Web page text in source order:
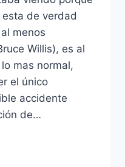
de verdad
menos
Willis), es al
mas normal,
el único
accidente
de…